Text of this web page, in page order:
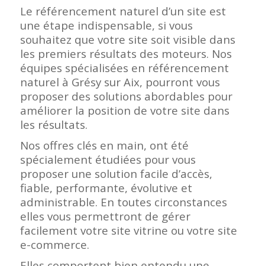
Le référencement naturel d’un site est
une étape indispensable, si vous
souhaitez que votre site soit visible dans
les premiers résultats des moteurs. Nos
équipes spécialisées en référencement
naturel à Grésy sur Aix, pourront vous
proposer des solutions abordables pour
améliorer la position de votre site dans
les résultats.
Nos offres clés en main, ont été
spécialement étudiées pour vous
proposer une solution facile d’accès,
fiable, performante, évolutive et
administrable. En toutes circonstances
elles vous permettront de gérer
facilement votre site vitrine ou votre site
e-commerce.